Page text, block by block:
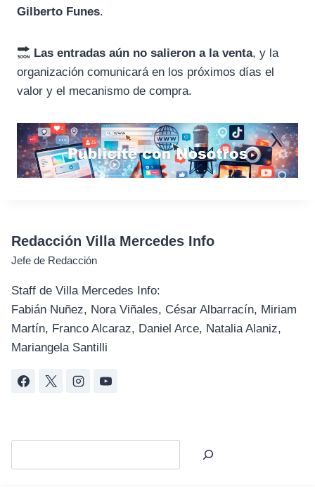
Gilberto Funes.
Las entradas aún no salieron a la venta, y la
organización comunicará en los próximos días el
valor y el mecanismo de compra.
Redacción Villa Mercedes Info
Jefe de Redacción
Staff de Villa Mercedes Info:
Fabián Nuñez, Nora Viñales, César Albarracín, Miriam
Martín, Franco Alcaraz, Daniel Arce, Natalia Alaniz,
Mariangela Santilli